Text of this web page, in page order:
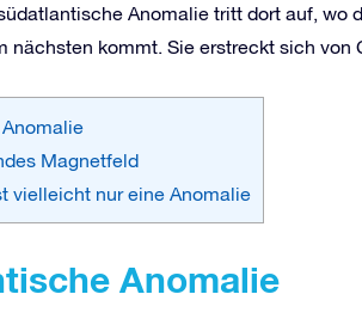
Anomalie tritt dort auf, wo
nächsten kommt. Sie erstreckt sich von
Magnetfeld
vielleicht nur eine Anomalie
Anomalie